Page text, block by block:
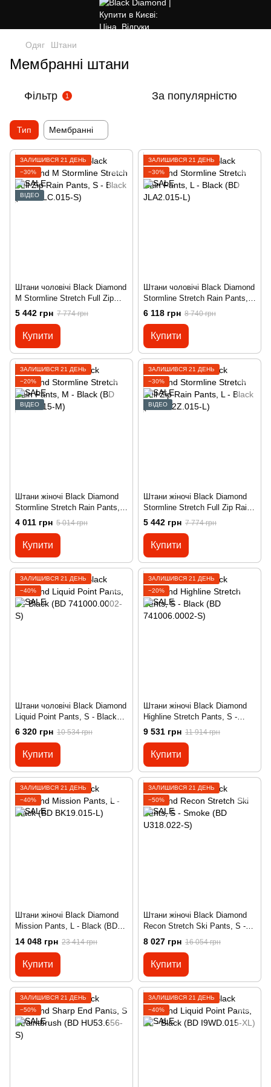
Одяг Штани
Мембранні штани
Фільтр 1 За популярністю
Тип Мембранні
ЗАЛИШИВСЯ 21 ДЕНЬ
−30%
ВІДЕО
Штани чоловічі Black Diamond
M Stormline Stretch Full Zip
Rain Pants, S - Black (BD
Z9LC.015-S)
5 442 грн 7 774 грн
Купити
ЗАЛИШИВСЯ 21 ДЕНЬ
−30%
Штани чоловічі Black Diamond
Stormline Stretch Rain Pants, L
- Black (BD JLA2.015-L)
6 118 грн 8 740 грн
Купити
ЗАЛИШИВСЯ 21 ДЕНЬ
−20%
ВІДЕО
Штани жіночі Black Diamond
Stormline Stretch Rain Pants,
M - Black (BD LX94.015-M)
4 011 грн 5 014 грн
Купити
ЗАЛИШИВСЯ 21 ДЕНЬ
−30%
ВІДЕО
Штани жіночі Black Diamond
Stormline Stretch Full Zip Rain
Pants, L - Black (BD TC2Z.015-
5 442 грн 7 774 грн
Купити
ЗАЛИШИВСЯ 21 ДЕНЬ
−40%
Штани чоловічі Black Diamond
Liquid Point Pants, S - Black
(BD 741000.0002-S)
6 320 грн 10 534 грн
Купити
ЗАЛИШИВСЯ 21 ДЕНЬ
−20%
Штани жіночі Black Diamond
Highline Stretch Pants, S -
Black (BD 741006.0002-S)
9 531 грн 11 914 грн
Купити
ЗАЛИШИВСЯ 21 ДЕНЬ
−40%
Штани жіночі Black Diamond
Mission Pants, L - Black (BD
BK19.015-L)
14 048 грн 23 414 грн
Купити
ЗАЛИШИВСЯ 21 ДЕНЬ
−50%
Штани жіночі Black Diamond
Recon Stretch Ski Pants, S -
Smoke (BD U318.022-S)
8 027 грн 16 054 грн
Купити
ЗАЛИШИВСЯ 21 ДЕНЬ
−50%
ЗАЛИШИВСЯ 21 ДЕНЬ
−40%